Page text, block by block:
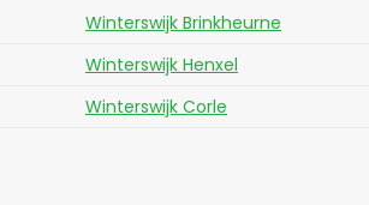
Winterswijk Brinkheurne
Winterswijk Henxel
Winterswijk Corle